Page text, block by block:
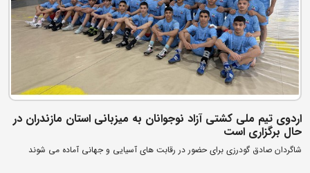
اردوی تیم ملی کشتی آزاد نوجوانان به میزبانی استان مازندران در
حال برگزاری است
شاگردان صادق گودرزی برای حضور در رقابت های آسیایی و جهانی آماده می شوند